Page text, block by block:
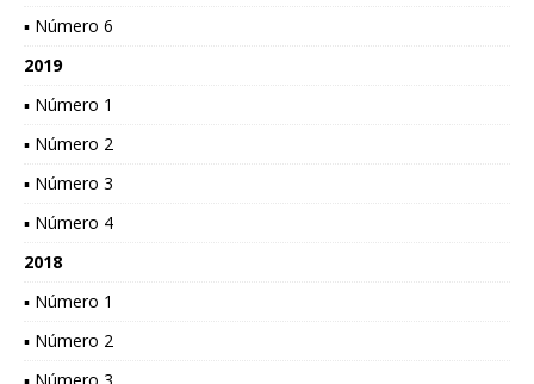
▪ Número 6
2019
▪ Número 1
▪ Número 2
▪ Número 3
▪ Número 4
2018
▪ Número 1
▪ Número 2